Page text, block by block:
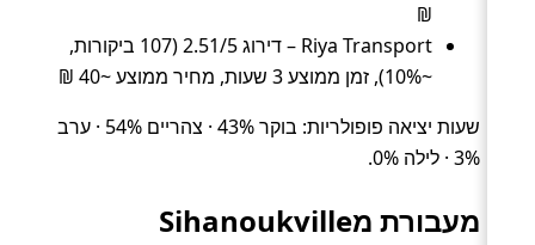
₪
Riya Transport – דירוג 2.51/5 (107 ביקורות,
~10%), זמן ממוצע 3 שעות, מחיר ממוצע ~40 ₪
שעות יציאה פופולריות: בוקר 43% · צהריים 54% · ערב
3% · לילה 0%.
מעבורת מSihanoukville